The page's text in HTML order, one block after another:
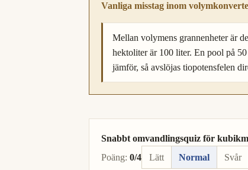
Vanliga misstag inom
Mellan volymens grannenheter är
hektoliter är 100 liter. En pool på
jämför, så avslöjas tiopotensfelen
Snabbt omvandlingsquiz för
Poäng: 0/4 Lätt Normal Svår